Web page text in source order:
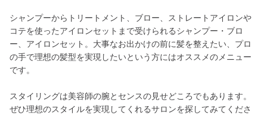
シャンプーからトリートメント、ブロー、ストレートアイロンや
コテを使ったアイロンセットまで受けられるシャンプー・ブロ
ー、アイロンセット。大事なお出かけの前に髪を整えたい、プロ
の手で理想の髪型を実現したいという方にはオススメのメニュー
です。
スタイリングは美容師の腕とセンスの見せどころでもあります。
ぜひ理想のスタイルを実現してくれるサロンを探してみてくださ